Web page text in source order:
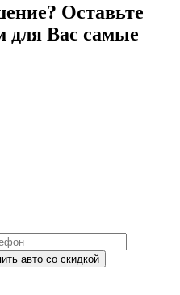
Оставьте
для Вас самые
Купить авто со скидкой